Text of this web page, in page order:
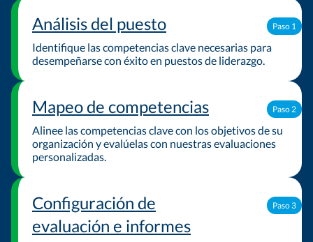
Análisis del puesto Paso 1
Identifique las competencias clave necesarias para
desempeñarse con éxito en puestos de liderazgo.
Mapeo de competencias Paso 2
Alinee las competencias clave con los objetivos de su
organización y evalúelas con nuestras evaluaciones
personalizadas.
Configuración de
evaluación e informes
Paso 3